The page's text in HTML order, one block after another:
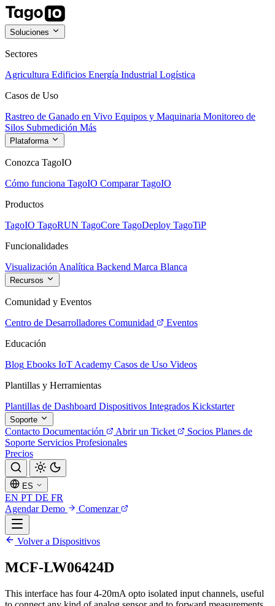
Soluciones
Sectores
Agricultura Edificios Energía Industrial Logística
Casos de Uso
Rastreo de Ganado en Vivo Equipos y Maquinaria Monitoreo de
Silos Submedición Más
Plataforma
Conozca TagoIO
Cómo funciona TagoIO Comparar TagoIO
Productos
TagoIO TagoRUN TagoCore TagoDeploy TagoTiP
Funcionalidades
Visualización Analítica Backend Marca Blanca
Recursos
Comunidad y Eventos
Centro de Desarrolladores Comunidad
Eventos
Educación
Blog Ebooks IoT Academy Casos de Uso Videos
Plantillas y Herramientas
Plantillas de Dashboard Dispositivos Integrados Kickstarter
Soporte
Contacto Documentación Abrir un Ticket Socios Planes de
Soporte Servicios Profesionales
Precios
ES
EN PT DE FR
Agendar Demo
Comenzar
Volver a Dispositivos
MCF-LW06424D
This interface has four 4-20mA opto isolated input channels, useful